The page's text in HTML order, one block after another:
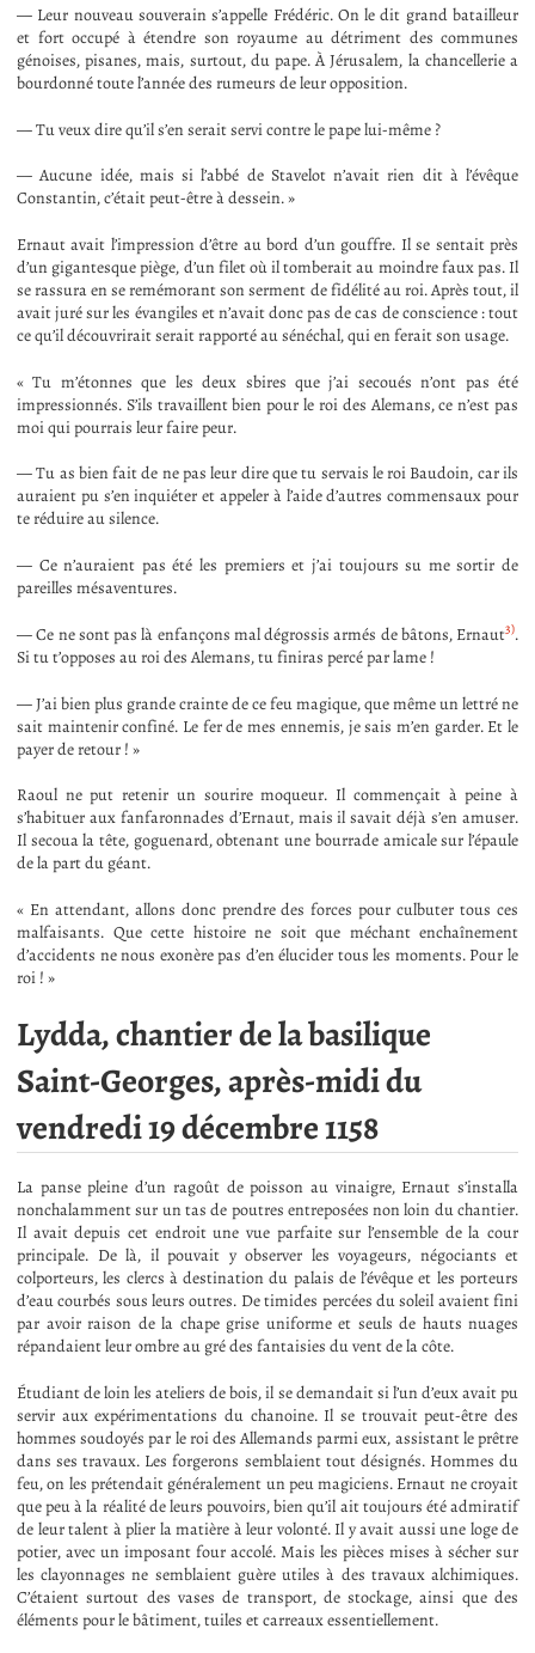
— Leur nouveau souverain s’appelle Frédéric. On le dit grand batailleur
et fort occupé à étendre son royaume au détriment des communes
génoises, pisanes, mais, surtout, du pape. À Jérusalem, la chancellerie a
bourdonné toute l’année des rumeurs de leur opposition.
— Tu veux dire qu’il s’en serait servi contre le pape lui-même ?
— Aucune idée, mais si l’abbé de Stavelot n’avait rien dit à l’évêque
Constantin, c’était peut-être à dessein. »
Ernaut avait l’impression d’être au bord d’un gouffre. Il se sentait près
d’un gigantesque piège, d’un filet où il tomberait au moindre faux pas. Il
se rassura en se remémorant son serment de fidélité au roi. Après tout, il
avait juré sur les évangiles et n’avait donc pas de cas de conscience : tout
ce qu’il découvrirait serait rapporté au sénéchal, qui en ferait son usage.
« Tu m’étonnes que les deux sbires que j’ai secoués n’ont pas été
impressionnés. S’ils travaillent bien pour le roi des Alemans, ce n’est pas
moi qui pourrais leur faire peur.
— Tu as bien fait de ne pas leur dire que tu servais le roi Baudoin, car ils
auraient pu s’en inquiéter et appeler à l’aide d’autres commensaux pour
te réduire au silence.
— Ce n’auraient pas été les premiers et j’ai toujours su me sortir de
pareilles mésaventures.
— Ce ne sont pas là enfançons mal dégrossis armés de bâtons, Ernaut3).
Si tu t’opposes au roi des Alemans, tu finiras percé par lame !
— J’ai bien plus grande crainte de ce feu magique, que même un lettré ne
sait maintenir confiné. Le fer de mes ennemis, je sais m’en garder. Et le
payer de retour ! »
Raoul ne put retenir un sourire moqueur. Il commençait à peine à
s’habituer aux fanfaronnades d’Ernaut, mais il savait déjà s’en amuser.
Il secoua la tête, goguenard, obtenant une bourrade amicale sur l’épaule
de la part du géant.
« En attendant, allons donc prendre des forces pour culbuter tous ces
malfaisants. Que cette histoire ne soit que méchant enchaînement
d’accidents ne nous exonère pas d’en élucider tous les moments. Pour le
roi ! »
Lydda, chantier de la basilique
Saint-Georges, après-midi du
vendredi 19 décembre 1158
La panse pleine d’un ragoût de poisson au vinaigre, Ernaut s’installa
nonchalamment sur un tas de poutres entreposées non loin du chantier.
Il avait depuis cet endroit une vue parfaite sur l’ensemble de la cour
principale. De là, il pouvait y observer les voyageurs, négociants et
colporteurs, les clercs à destination du palais de l’évêque et les porteurs
d’eau courbés sous leurs outres. De timides percées du soleil avaient fini
par avoir raison de la chape grise uniforme et seuls de hauts nuages
répandaient leur ombre au gré des fantaisies du vent de la côte.
Étudiant de loin les ateliers de bois, il se demandait si l’un d’eux avait pu
servir aux expérimentations du chanoine. Il se trouvait peut-être des
hommes soudoyés par le roi des Allemands parmi eux, assistant le prêtre
dans ses travaux. Les forgerons semblaient tout désignés. Hommes du
feu, on les prétendait généralement un peu magiciens. Ernaut ne croyait
que peu à la réalité de leurs pouvoirs, bien qu’il ait toujours été admiratif
de leur talent à plier la matière à leur volonté. Il y avait aussi une loge de
potier, avec un imposant four accolé. Mais les pièces mises à sécher sur
les clayonnages ne semblaient guère utiles à des travaux alchimiques.
C’étaient surtout des vases de transport, de stockage, ainsi que des
éléments pour le bâtiment, tuiles et carreaux essentiellement.